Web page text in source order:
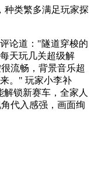
种类繁多满足玩家探
论道："隧道穿梭的
天玩几关超级解
流畅，背景音乐超
。" 玩家小李补
锁新赛车，全家人
代入感强，画面绚